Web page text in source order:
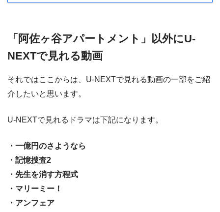
「阿佐ヶ谷アパートメント」以外にU-
NEXTで見れる動画
それではここからは、U-NEXTで見れる動画の一部をご紹
介したいと思います。
U-NEXTで見れるドラマは下記になります。
・一億円のさようなら
・記憶捜査2
・先生を消す方程式
・マリーミー！
・アンフェア